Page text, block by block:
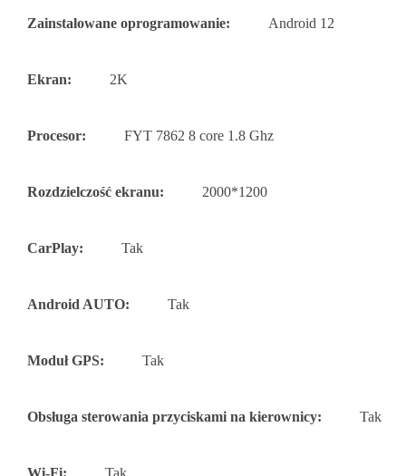
Zainstalowane oprogramowanie: Android 12
Ekran: 2K
Procesor: FYT 7862 8 core 1.8 Ghz
Rozdzielczość ekranu: 2000*1200
CarPlay: Tak
Android AUTO: Tak
Moduł GPS: Tak
Obsługa sterowania przyciskami na kierownicy: Tak